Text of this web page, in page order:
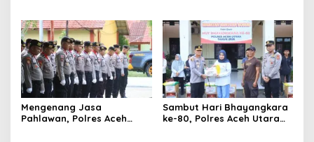
Mengenang Jasa
Pahlawan, Polres Aceh
Sambut Hari Bhayangkara
ke-80, Polres Aceh Utara